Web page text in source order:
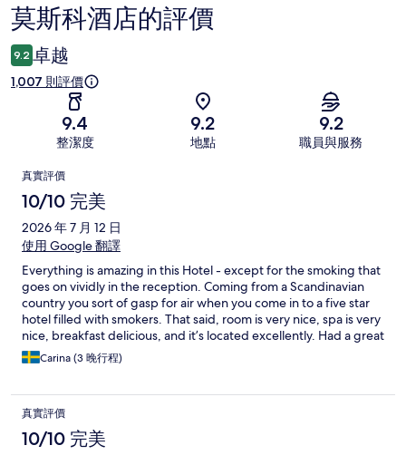
評
價
莫斯科酒店的評價
9.2 卓越
1,007 則評價
9.4
整潔度
9.2
地點
9.2
職員與服務
評
價
真實評價
10/10 完美
2026 年 7 月 12 日
使用 Google 翻譯
Everything is amazing in this Hotel - except for the smoking that
goes on vividly in the reception. Coming from a Scandinavian
country you sort of gasp for air when you come in to a five star
hotel filled with smokers. That said, room is very nice, spa is very
nice, breakfast delicious, and it’s located excellently. Had a great
stay.Carina (3 晚行程)
真實評價
10/10 完美